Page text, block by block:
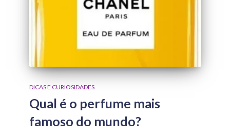
DICAS E CURIOSIDADES
Qual é o perfume mais
famoso do mundo?